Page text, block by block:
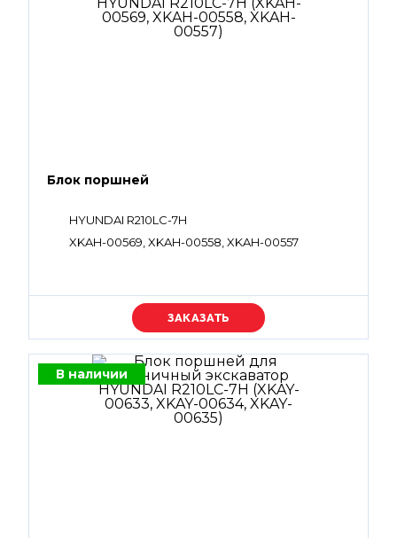
Блок поршней
HYUNDAI R210LC-7H
XKAH-00569, XKAH-00558, XKAH-00557
Уточняйте цену
В наличии